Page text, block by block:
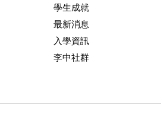
學生成就
最新消息
入學資訊
李中社群